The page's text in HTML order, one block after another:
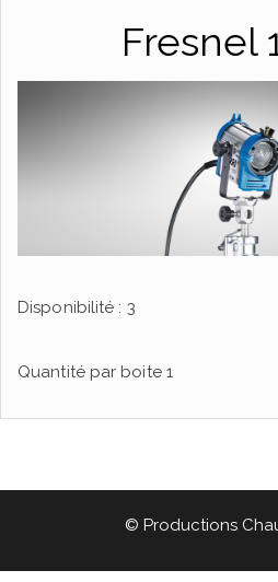
Fresnel
Disponibilité : 3
Quantité par boite1
© Productions